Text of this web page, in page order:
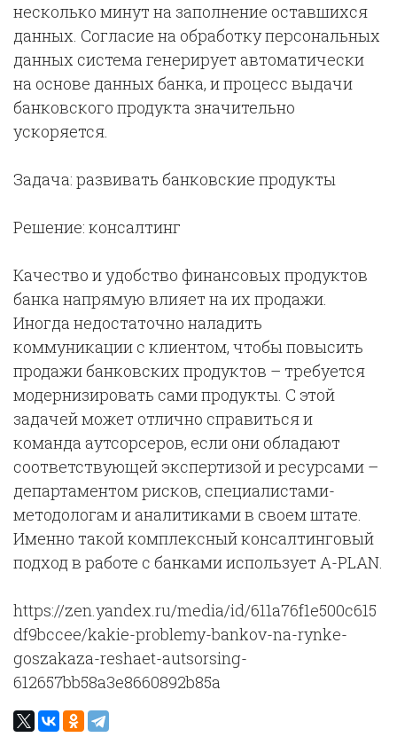
несколько минут на заполнение оставшихся
данных. Согласие на обработку персональных
данных система генерирует автоматически
на основе данных банка, и процесс выдачи
банковского продукта значительно
ускоряется.
Задача: развивать банковские продукты
Решение: консалтинг
Качество и удобство финансовых продуктов
банка напрямую влияет на их продажи.
Иногда недостаточно наладить
коммуникации с клиентом, чтобы повысить
продажи банковских продуктов – требуется
модернизировать сами продукты. С этой
задачей может отлично справиться и
команда аутсорсеров, если они обладают
соответствующей экспертизой и ресурсами –
департаментом рисков, специалистами-
методологам и аналитиками в своем штате.
Именно такой комплексный консалтинговый
подход в работе с банками использует A-PLAN.
https://zen.yandex.ru/media/id/611a76f1e500c615
df9bccee/kakie-problemy-bankov-na-rynke-
goszakaza-reshaet-autsorsing-
612657bb58a3e8660892b85a